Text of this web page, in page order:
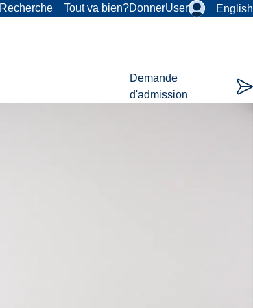
Recherche Tout va bien?DonnerUser English
Demande
d'admission